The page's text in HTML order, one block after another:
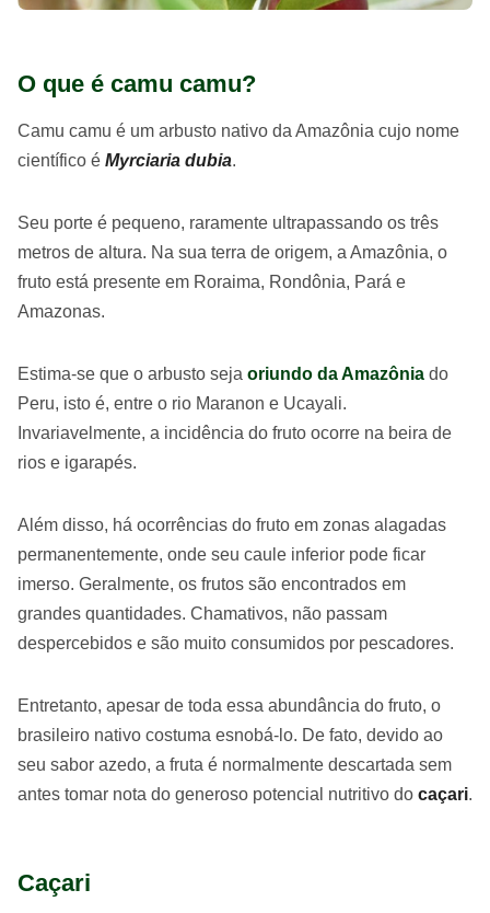
O que é camu camu?
Camu camu é um arbusto nativo da Amazônia cujo nome
científico é Myrciaria dubia.
Seu porte é pequeno, raramente ultrapassando os três
metros de altura. Na sua terra de origem, a Amazônia, o
fruto está presente em Roraima, Rondônia, Pará e
Amazonas.
Estima-se que o arbusto seja oriundo da Amazônia do
Peru, isto é, entre o rio Maranon e Ucayali.
Invariavelmente, a incidência do fruto ocorre na beira de
rios e igarapés.
Além disso, há ocorrências do fruto em zonas alagadas
permanentemente, onde seu caule inferior pode ficar
imerso. Geralmente, os frutos são encontrados em
grandes quantidades. Chamativos, não passam
despercebidos e são muito consumidos por pescadores.
Entretanto, apesar de toda essa abundância do fruto, o
brasileiro nativo costuma esnobá-lo. De fato, devido ao
seu sabor azedo, a fruta é normalmente descartada sem
antes tomar nota do generoso potencial nutritivo do caçari.
Caçari